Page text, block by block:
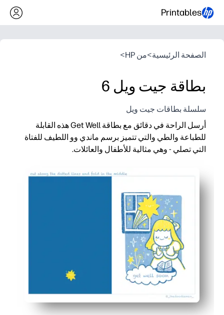
Printables
الصفحة الرئيسية>من HP >
بطاقة جيت ويل 6
سلسلة بطاقات جيت ويل
أرسل الراحة في دقائق مع بطاقة Get Well هذه القابلة
للطباعة والطي والتي تتميز برسم ماندي وو اللطيف للفتاة
التي تصلي - وهي مثالية للأطفال والعائلات.
الإعداد الفوري - يمكنك الطباعة والطي وتسجيل الدخول في ثوانٍ
تصميم مناسب للأطفال - يساعد الأطفال على التعبير عن
استخدام متعدد الاستخدامات - يمكنك إرسالها مع حزم الرعاية أو
مناسب للطابعة - احصل على مظهر مصقول على الورق العادي أو